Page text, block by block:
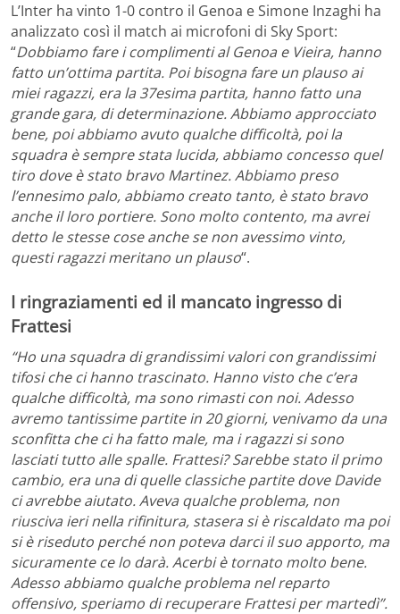
L’Inter ha vinto 1-0 contro il Genoa e Simone Inzaghi ha
analizzato così il match ai microfoni di Sky Sport:
“Dobbiamo fare i complimenti al Genoa e Vieira, hanno
fatto un’ottima partita. Poi bisogna fare un plauso ai
miei ragazzi, era la 37esima partita, hanno fatto una
grande gara, di determinazione. Abbiamo approcciato
bene, poi abbiamo avuto qualche difficoltà, poi la
squadra è sempre stata lucida, abbiamo concesso quel
tiro dove è stato bravo Martinez. Abbiamo preso
l’ennesimo palo, abbiamo creato tanto, è stato bravo
anche il loro portiere. Sono molto contento, ma avrei
detto le stesse cose anche se non avessimo vinto,
questi ragazzi meritano un plauso“.
I ringraziamenti ed il mancato ingresso di
Frattesi
“Ho una squadra di grandissimi valori con grandissimi
tifosi che ci hanno trascinato. Hanno visto che c’era
qualche difficoltà, ma sono rimasti con noi. Adesso
avremo tantissime partite in 20 giorni, venivamo da una
sconfitta che ci ha fatto male, ma i ragazzi si sono
lasciati tutto alle spalle. Frattesi? Sarebbe stato il primo
cambio, era una di quelle classiche partite dove Davide
ci avrebbe aiutato. Aveva qualche problema, non
riusciva ieri nella rifinitura, stasera si è riscaldato ma poi
si è riseduto perché non poteva darci il suo apporto, ma
sicuramente ce lo darà. Acerbi è tornato molto bene.
Adesso abbiamo qualche problema nel reparto
offensivo, speriamo di recuperare Frattesi per martedì”.